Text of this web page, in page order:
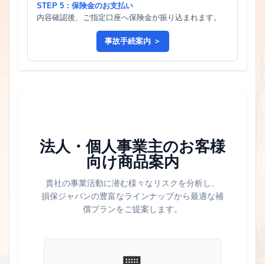
STEP 5：保険金のお支払い
内容確認後、ご指定口座へ保険金が振り込まれます。
事故手続案内 ＞
法人・個人事業主のお客様
向け商品案内
貴社の事業活動に潜む様々なリスクを分析し、
損保ジャパンの豊富なラインナップから最適な補
償プランをご提案します。